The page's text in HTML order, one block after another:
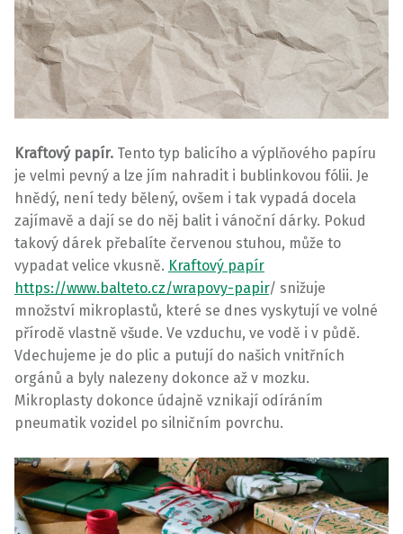
Kraftový papír. Tento typ balicího a výplňového papíru
je velmi pevný a lze jím nahradit i bublinkovou fólii. Je
hnědý, není tedy bělený, ovšem i tak vypadá docela
zajímavě a dají se do něj balit i vánoční dárky. Pokud
takový dárek přebalíte červenou stuhou, může to
vypadat velice vkusně. Kraftový papír
https://www.balteto.cz/wrapovy-papir/ snižuje
množství mikroplastů, které se dnes vyskytují ve volné
přírodě vlastně všude. Ve vzduchu, ve vodě i v půdě.
Vdechujeme je do plic a putují do našich vnitřních
orgánů a byly nalezeny dokonce až v mozku.
Mikroplasty dokonce údajně vznikají odíráním
pneumatik vozidel po silničním povrchu.